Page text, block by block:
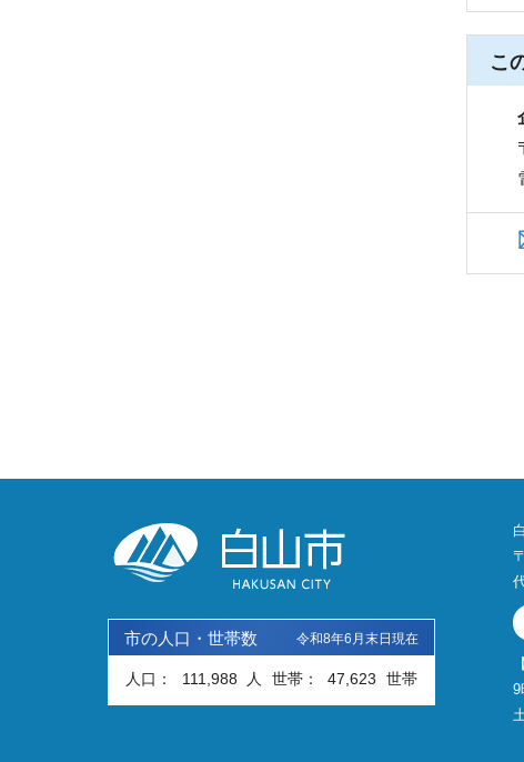
こ
市の人口・世帯数 令和8年6月末日現在
人口： 111,988 人 世帯： 47,623 世帯
9